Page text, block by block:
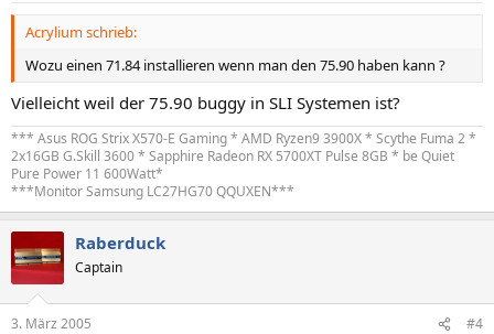
Acrylium schrieb:
Wozu einen 71.84 installieren wenn man den 75.90 haben kann ?
Vielleicht weil der 75.90 buggy in SLI Systemen ist?
*** Asus ROG Strix X570-E Gaming * AMD Ryzen9 3900X * Scythe Fuma 2 *
2x16GB G.Skill 3600 * Sapphire Radeon RX 5700XT Pulse 8GB * be Quiet
Pure Power 11 600Watt*
***Monitor Samsung LC27HG70 QQUXEN***
Raberduck
Captain
3. März 2005 #4